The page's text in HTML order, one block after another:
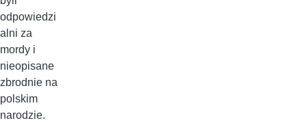
odpowiedzi
alni za
mordy i
nieopisane
zbrodnie na
polskim
narodzie.